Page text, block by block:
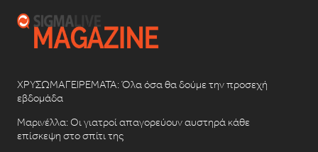
ΧΡΥΣΩΜΑΓΕΙΡΕΜΑΤΑ: Όλα όσα θα δούμε την προσεχή
εβδομάδα
Μαρινέλλα: Οι γιατροί απαγορεύουν αυστηρά κάθε
επίσκεψη στο σπίτι της